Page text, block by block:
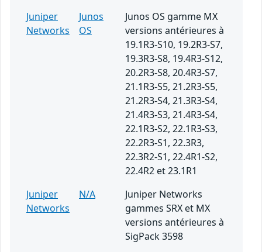
Juniper
Networks
Junos
OS
Junos OS gamme MX
versions antérieures à
19.1R3-S10, 19.2R3-S7,
19.3R3-S8, 19.4R3-S12,
20.2R3-S8, 20.4R3-S7,
21.1R3-S5, 21.2R3-S5,
21.2R3-S4, 21.3R3-S4,
21.4R3-S3, 21.4R3-S4,
22.1R3-S2, 22.1R3-S3,
22.2R3-S1, 22.3R3,
22.3R2-S1, 22.4R1-S2,
22.4R2 et 23.1R1
Juniper
Networks
N/A
Juniper Networks
gammes SRX et MX
versions antérieures à
SigPack 3598